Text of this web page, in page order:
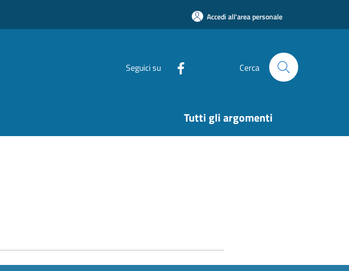
Accedi all'area personale
Seguici su Cerca
Tutti gli argomenti